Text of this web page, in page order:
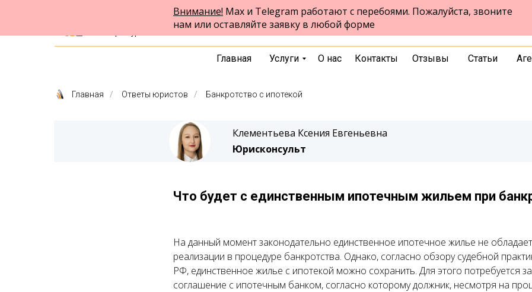
Внимание! Max и Telegram работают с перебоями. Пожалуйста, звоните
нам или оставляйте заявку в любой форме
Главная Услуги О нас Контакты Отзывы Статьи
ул.Чернышевского, стр. 7, 10 этаж,
офис 1026
ФПК Альтернатива
Екатеринбург
выбрать город
Главная / Ответы юристов / Банкротство с ипотекой
Клементьева Ксения Евгеньевна
Юрисконсульт
Что будет с единственным ипотечным жильем при
На данный момент законодательно единственное ипотечное жилье не
реализации в процедуре банкротства. Однако, согласно обзору судебной
РФ, единственное жилье с ипотекой можно сохранить. Для этого потребуется
соглашение с ипотечным банком, согласно которому должник, несмотря на